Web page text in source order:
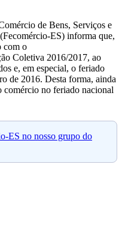
de Bens, Serviços e
ES) informa que,
com o
Coletiva 2016/2017, ao
e, em especial, o feriado
de 2016. Desta forma, ainda
comércio no feriado nacional
ES no nosso grupo do